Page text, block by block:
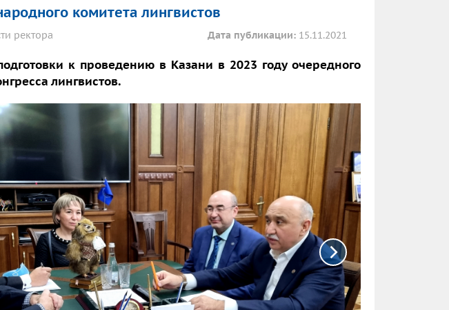
комитета лингвистов
ректора Дата публикации: 15.11.2021
к проведению в Казани в 2023 году очередного
лингвистов.